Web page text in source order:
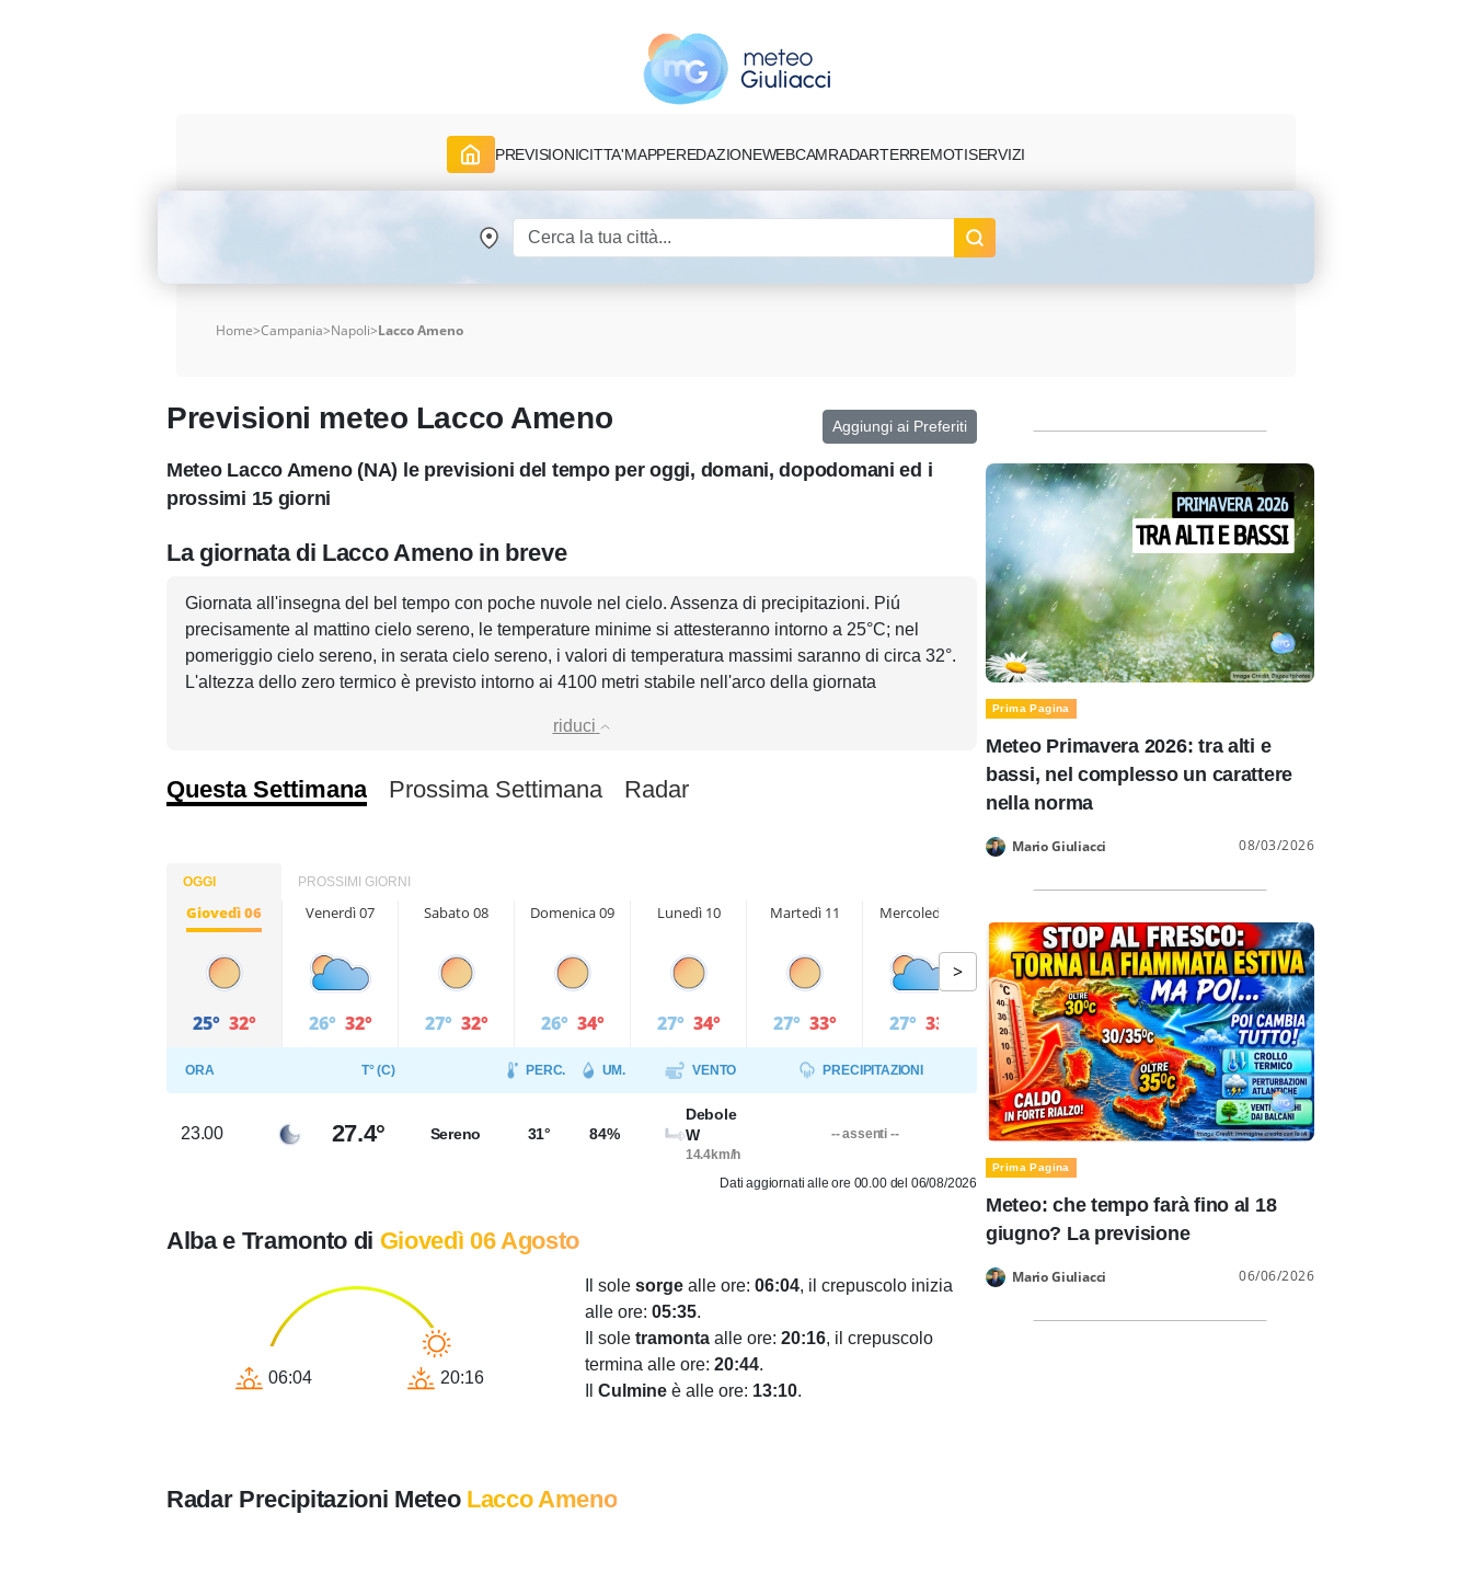
PREVISIONICITTA'MAPPEREDAZIONEWEBCAMRADARTERREMOTISERVIZI
Home>Campania>Napoli>Lacco Ameno
Previsioni meteo Lacco Ameno Aggiungi ai Preferiti
Meteo Lacco Ameno (NA) le previsioni del tempo per oggi, domani, dopodomani ed i
prossimi 15 giorni
La giornata di Lacco Ameno in breve
Giornata all'insegna del bel tempo con poche nuvole nel cielo. Assenza di precipitazioni. Piú
precisamente al mattino cielo sereno, le temperature minime si attesteranno intorno a 25°C; nel
pomeriggio cielo sereno, in serata cielo sereno, i valori di temperatura massimi saranno di circa 32°.
L'altezza dello zero termico è previsto intorno ai 4100 metri stabile nell'arco della giornata
riduci
Questa Settimana Prossima Settimana Radar
OGGI PROSSIMI GIORNI
Giovedì 06
25° 32°
Venerdì 07
26° 32°
Sabato 08
27° 32°
Domenica 09
26° 34°
Lunedì 10
27° 34°
Martedì 11
27° 33°
Mercoledì 12
27° 33°
>
ORA T° (C) PERC. UM. VENTO PRECIPITAZIONI
23.00 27.4° Sereno 31° 84%
Debole
W
14.4km/h
-- assenti --
Dati aggiornati alle ore 00.00 del 06/08/2026
Alba e Tramonto di Giovedì 06 Agosto
06:04 20:16
Il sole sorge alle ore: 06:04, il crepuscolo inizia
alle ore: 05:35.
Il sole tramonta alle ore: 20:16, il crepuscolo
termina alle ore: 20:44.
Culmine è alle ore: 13:10.
Radar Precipitazioni Meteo Lacco Ameno
Prima Pagina
Meteo Primavera 2026: tra alti e
bassi, nel complesso un carattere
nella norma
Mario Giuliacci 08/03/2026
Prima Pagina
Meteo: che tempo farà fino al 18
giugno? La previsione
Mario Giuliacci 06/06/2026